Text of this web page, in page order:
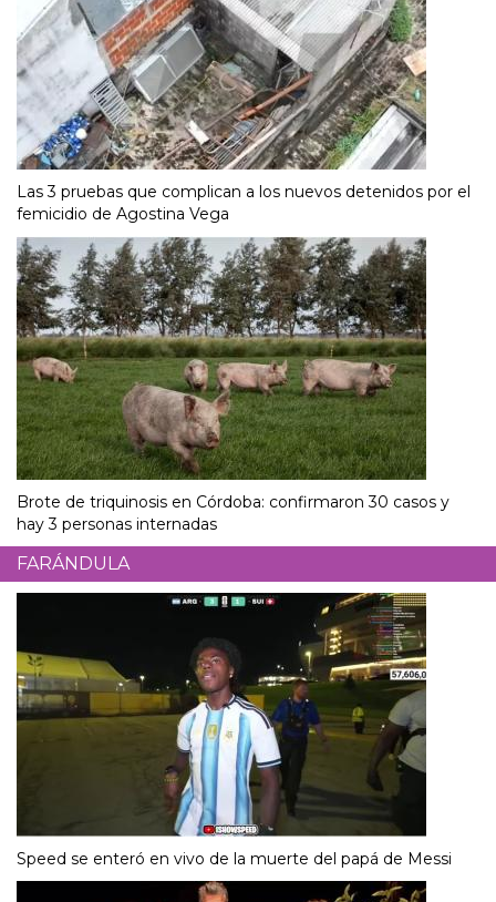
Las 3 pruebas que complican a los nuevos detenidos por el
femicidio de Agostina Vega
Brote de triquinosis en Córdoba: confirmaron 30 casos y
hay 3 personas internadas
FARÁNDULA
Speed se enteró en vivo de la muerte del papá de Messi